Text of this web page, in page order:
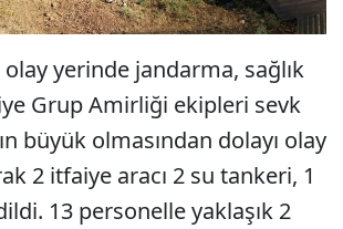
yerinde jandarma, sağlık
Grup Amirliği ekipleri sevk
büyük olmasından dolayı olay
2 itfaiye aracı 2 su tankeri, 1
13 personelle yaklaşık 2